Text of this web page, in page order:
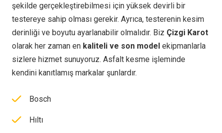
şekilde gerçekleştirebilmesi için yüksek devirli bir
testereye sahip olması gerekir. Ayrıca, testerenin kesim
derinliği ve boyutu ayarlanabilir olmalıdır. Biz Çizgi Karot
olarak her zaman en kaliteli ve son model ekipmanlarla
sizlere hizmet sunuyoruz. Asfalt kesme işleminde
kendini kanıtlamış markalar şunlardır.
Bosch
Hıltı